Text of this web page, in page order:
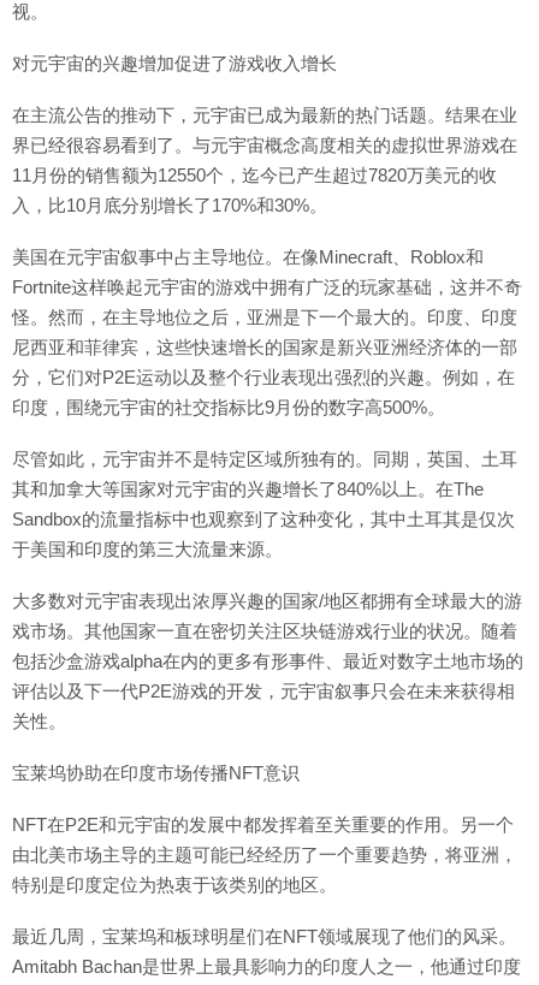
视。
对元宇宙的兴趣增加促进了游戏收入增长
在主流公告的推动下，元宇宙已成为最新的热门话题。结果在业
界已经很容易看到了。与元宇宙概念高度相关的虚拟世界游戏在
11月份的销售额为12550个，迄今已产生超过7820万美元的收
入，比10月底分别增长了170%和30%。
美国在元宇宙叙事中占主导地位。在像Minecraft、Roblox和
Fortnite这样唤起元宇宙的游戏中拥有广泛的玩家基础，这并不奇
怪。然而，在主导地位之后，亚洲是下一个最大的。印度、印度
尼西亚和菲律宾，这些快速增长的国家是新兴亚洲经济体的一部
分，它们对P2E运动以及整个行业表现出强烈的兴趣。例如，在
印度，围绕元宇宙的社交指标比9月份的数字高500%。
尽管如此，元宇宙并不是特定区域所独有的。同期，英国、土耳
其和加拿大等国家对元宇宙的兴趣增长了840%以上。在The
Sandbox的流量指标中也观察到了这种变化，其中土耳其是仅次
于美国和印度的第三大流量来源。
大多数对元宇宙表现出浓厚兴趣的国家/地区都拥有全球最大的游
戏市场。其他国家一直在密切关注区块链游戏行业的状况。随着
包括沙盒游戏alpha在内的更多有形事件、最近对数字土地市场的
评估以及下一代P2E游戏的开发，元宇宙叙事只会在未来获得相
关性。
宝莱坞协助在印度市场传播NFT意识
NFT在P2E和元宇宙的发展中都发挥着至关重要的作用。另一个
由北美市场主导的主题可能已经经历了一个重要趋势，将亚洲，
特别是印度定位为热衷于该类别的地区。
最近几周，宝莱坞和板球明星们在NFT领域展现了他们的风采。
Amitabh Bachan是世界上最具影响力的印度人之一，他通过印度